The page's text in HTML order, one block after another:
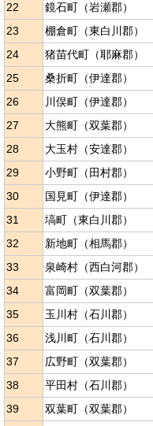
22
鏡石町（岩瀬郡）
23
棚倉町（東白川郡）
24
猪苗代町（耶麻郡）
25
桑折町（伊達郡）
26
川俣町（伊達郡）
27
大熊町（双葉郡）
28
大玉村（安達郡）
29
小野町（田村郡）
30
国見町（伊達郡）
31
塙町（東白川郡）
32
新地町（相馬郡）
33
泉崎村（西白河郡）
34
富岡町（双葉郡）
35
玉川村（石川郡）
36
浅川町（石川郡）
37
広野町（双葉郡）
38
平田村（石川郡）
39
双葉町（双葉郡）